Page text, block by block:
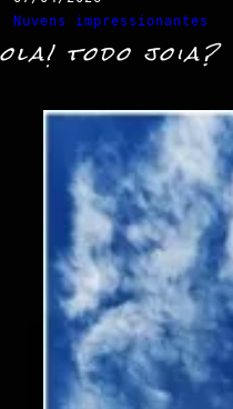
Nuvens impressionantes
ola! todo joia?